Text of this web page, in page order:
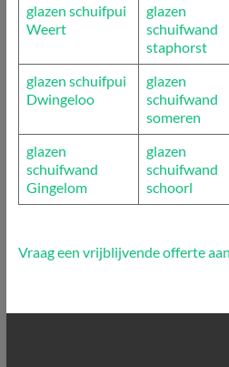
glazen schuifpui
Weert
glazen
schuifwand
staphorst
glazen schuifpui
Dwingeloo
glazen
schuifwand
someren
glazen
schuifwand
Gingelom
glazen
schuifwand
schoorl
Vraag een vrijblijvende offerte aan.